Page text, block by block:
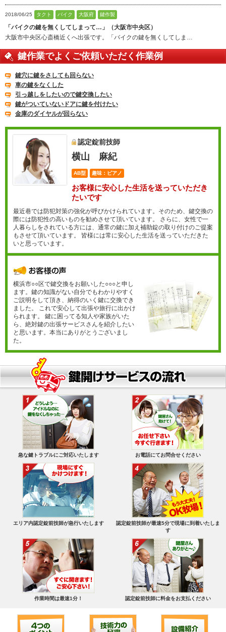
2018/06/25 タクト バイク 大阪府 鍵作製
「バイクの鍵を無くしてしまって…」（大阪市中央区）
大阪市中央区心斎橋近くへ出張です。「バイクの鍵を無くしてしま…
鍵作業でよくご依頼いただく作業例
鍵穴に鍵をさしても回らない
車の鍵をなくした
引っ越しをしたいので鍵交換したい
鍵がついていないドアに鍵を付けたい
金庫のダイヤルが回らない
認定錠前技師
横山 麻紀
AB型 趣味：ピアノ
お客様に安心した生活を送っていただき
たいです
最近巷では防犯対策の強化が呼びかけられています。そのため、鍵交換の
際には防犯性の高いものを勧めさせて頂いています。 さらに、女性で一
人暮らしをされている方には、通常の鍵に加え補助錠の取り付けのご提案
もさせて頂いています。 皆様には常に安心した生活を送っていただきた
いと思っています。
横浜市○○区で鍵交換をお願いした○○○と申し
ます。鍵の知識がない自分でもわかりやすく
ご説明をして頂き、納得のいく鍵に交換でき
ました。 これで安心して出張や旅行に出かけ
られます。 鍵に困ってる知人や家族がいた
ら、絶対鍵の出張サービスさんを紹介したい
と思います。本当にありがとうございまし
た。
急な鍵トラブルにご対応いたします お電話にてお問合せください
エリア内認定錠前技師が急行いたします
認定錠前技師が最速5分で現場に到着いたしま
す
作業時間は最速1分！ 認定錠前技師に料金をお支払ください